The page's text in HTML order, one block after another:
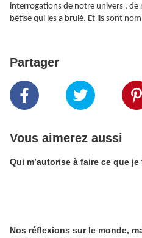
interrogations de notre univers ,
bêtise qui les a brulé. Et ils sont
Partager
Vous aimerez aussi
Qui m’autorise à faire ce que je
Nos réflexions sur le monde,